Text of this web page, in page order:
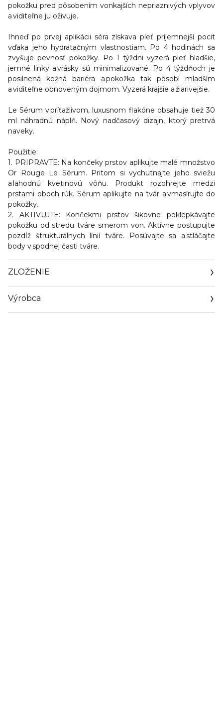
pokožku pred pôsobením vonkajších nepriaznivých vplyvov
a viditeľne ju oživuje.
Ihneď po prvej aplikácii séra získava pleť príjemnejší pocit
vďaka jeho hydratačným vlastnostiam. Po 4 hodinách sa
zvyšuje pevnosť pokožky. Po 1 týždni vyzerá pleť hladšie,
jemné linky a vrásky sú minimalizované. Po 4 týždňoch je
posilnená kožná bariéra a pokožka tak pôsobí mladším
a viditeľne obnoveným dojmom. Vyzerá krajšie a žiarivejšie.
Le Sérum v príťažlivom, luxusnom flakóne obsahuje tiež 30
ml náhradnú náplň. Nový nadčasový dizajn, ktorý pretrvá
naveky.
Použitie:
1. PRIPRAVTE: Na končeky prstov aplikujte malé množstvo
Or Rouge Le Sérum. Pritom si vychutnajte jeho sviežu
a lahodnú kvetinovú vôňu. Produkt rozohrejte medzi
prstami oboch rúk. Sérum aplikujte na tvár a vmasírujte do
pokožky.
2. AKTIVUJTE: Končekmi prstov šikovne poklepkávajte
pokožku od stredu tváre smerom von. Aktívne postupujte
pozdĺž štrukturálnych línií tváre. Posúvajte sa a stláčajte
body v spodnej časti tváre.
ZLOŽENIE
Výrobca